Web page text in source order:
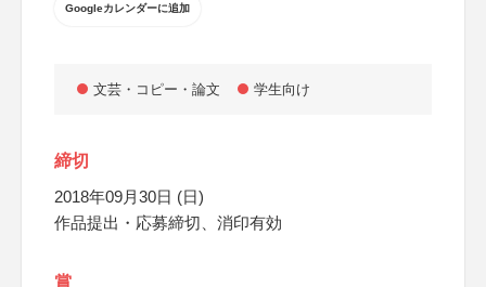
Googleカレンダーに追加
文芸・コピー・論文 学生向け
締切
2018年09月30日 (日)
作品提出・応募締切、消印有効
賞